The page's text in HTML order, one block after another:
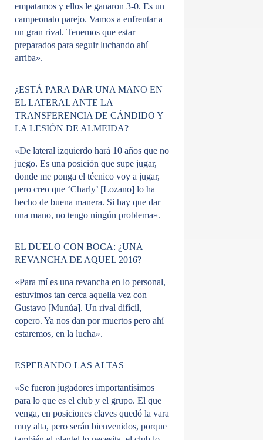
empatamos y ellos le ganaron 3-0. Es un
campeonato parejo. Vamos a enfrentar a
un gran rival. Tenemos que estar
preparados para seguir luchando ahí
arriba».
¿ESTÁ PARA DAR UNA MANO EN
EL LATERAL ANTE LA
TRANSFERENCIA DE CÁNDIDO Y
LA LESIÓN DE ALMEIDA?
«De lateral izquierdo hará 10 años que no
juego. Es una posición que supe jugar,
donde me ponga el técnico voy a jugar,
pero creo que ‘Charly’ [Lozano] lo ha
hecho de buena manera. Si hay que dar
una mano, no tengo ningún problema».
EL DUELO CON BOCA: ¿UNA
REVANCHA DE AQUEL 2016?
«Para mí es una revancha en lo personal,
estuvimos tan cerca aquella vez con
Gustavo [Munúa]. Un rival difícil,
copero. Ya nos dan por muertos pero ahí
estaremos, en la lucha».
ESPERANDO LAS ALTAS
«Se fueron jugadores importantísimos
para lo que es el club y el grupo. El que
venga, en posiciones claves quedó la vara
muy alta, pero serán bienvenidos, porque